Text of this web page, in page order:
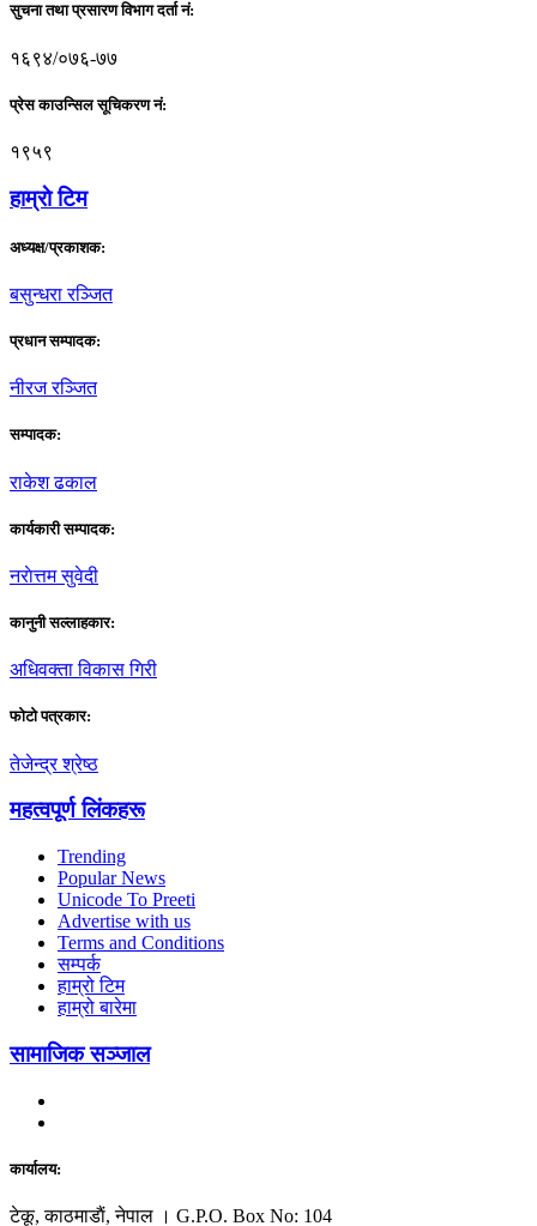
सुचना तथा प्रसारण विभाग दर्ता नं:
१६९४/०७६-७७
प्रेस काउन्सिल सूचिकरण नं:
१९५९
हाम्राे टिम
अध्यक्ष/प्रकाशक:
बसुन्धरा रञ्जित
प्रधान सम्पादक:
नीरज रञ्जित
सम्पादक:
राकेश ढकाल
कार्यकारी सम्पादक:
नराेत्तम सुवेदी
कानुनी सल्लाहकार:
अधिवक्ता विकास गिरी
फाेटाे पत्रकार:
तेजेन्द्र श्रेष्ठ
महत्वपूर्ण लिंकहरू
Trending
Popular News
Unicode To Preeti
Advertise with us
Terms and Conditions
सम्पर्क
हाम्रो टिम
हाम्रो बारेमा
सामाजिक सञ्जाल
कार्यालय:
टेकू, काठमाडाैं, नेपाल । G.P.O. Box No: 104